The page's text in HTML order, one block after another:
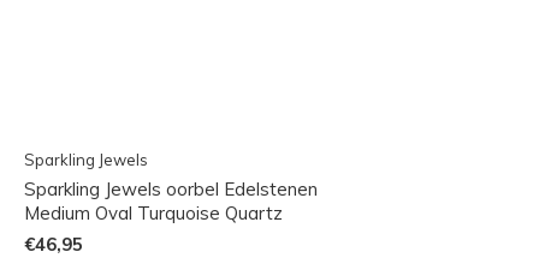
Sparkling Jewels
Sparkling Jewels oorbel Edelstenen
Medium Oval Turquoise Quartz
€46,95